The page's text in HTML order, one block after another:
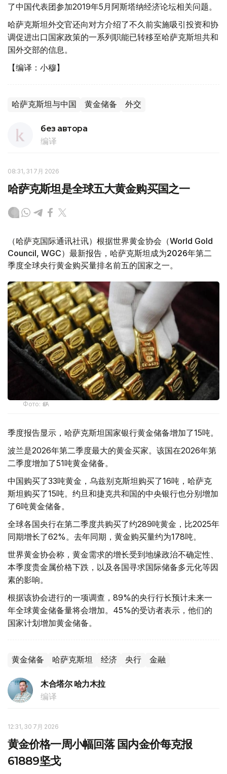
了中国代表团参加2019年5月阿斯塔纳经济论坛相关问题。
哈萨克斯坦外交官还向对方介绍了不久前实施吸引投资和协
调促进出口国家政策的一系列职能已转移至哈萨克斯坦共和
国外交部的信息。
【编译：小穆】
哈萨克斯坦与中国 黄金储备 外交
без автора
编译
08:31, 31 7月 2026
哈萨克斯坦是全球五大黄金购买国之一
（哈萨克国际通讯社讯）根据世界黄金协会（World Gold
Council, WGC）最新报告，哈萨克斯坦成为2026年第二
季度全球央行黄金购买量排名前五的国家之一。
Фото: ӨзА
季度报告显示，哈萨克斯坦国家银行黄金储备增加了15吨。
波兰是2026年第二季度最大的黄金买家。该国在2026年第
二季度增加了51吨黄金储备。
中国购买了33吨黄金，乌兹别克斯坦购买了16吨，哈萨克
斯坦购买了15吨。约旦和捷克共和国的中央银行也分别增加
了6吨黄金储备。
全球各国央行在第二季度共购买了约289吨黄金，比2025年
同期增长了62%。去年同期，黄金购买量约为178吨。
世界黄金协会称，黄金需求的增长受到地缘政治不确定性、
本季度贵金属价格下跌，以及各国寻求国际储备多元化等因
素的影响。
根据该协会进行的一项调查，89%的央行行长预计未来一
年全球黄金储备量将会增加。45%的受访者表示，他们的
国家计划增加黄金储备。
黄金储备 哈萨克斯坦 经济 央行 金融
木合塔尔 哈力木拉
编译
12:31, 30 7月 2026
黄金价格一周小幅回落 国内金价每克报
61889坚戈